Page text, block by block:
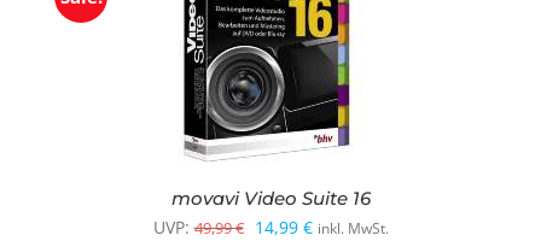
movavi Video Suite 16
UVP: 49,99€ Ursprünglicher
14,99 €Aktueller
inkl. MwSt.